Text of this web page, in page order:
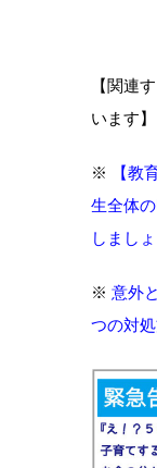
【関連
います】
※
【教
生全体
しましょ
※ 意外
つの対